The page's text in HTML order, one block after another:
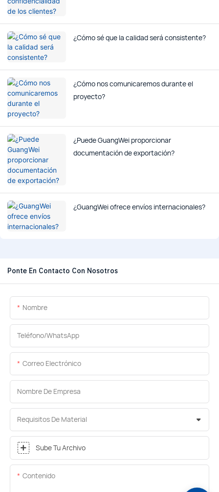
¿Cómo sé que la calidad será consistente?
¿Cómo nos comunicaremos durante el
proyecto?
¿Puede GuangWei proporcionar
documentación de exportación?
¿GuangWei ofrece envíos internacionales?
Ponte En Contacto Con Nosotros
Nombre
Teléfono/WhatsApp
Correo Electrónico
Nombre De Empresa
Requisitos De Material
Sube Tu Archivo
Contenido